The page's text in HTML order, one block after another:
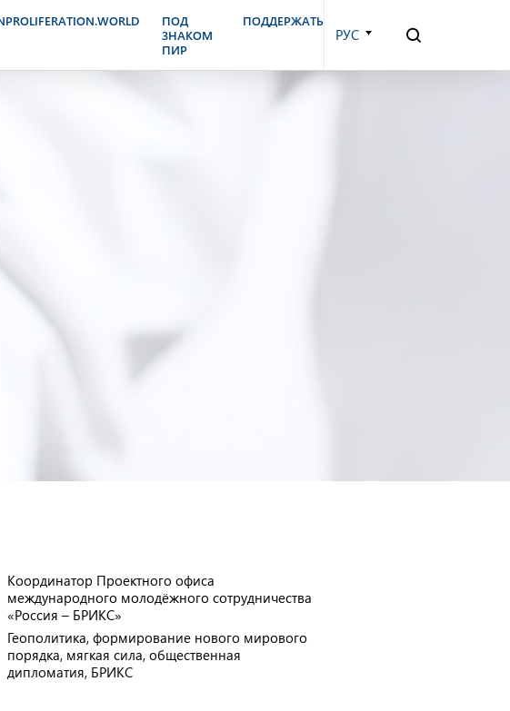
ПОД
ЗНАКОМ
ПИР
ПОДДЕРЖАТЬ
РУС
Координатор Проектного офиса
международного молодёжного сотрудничества
«Россия – БРИКС»
Геополитика, формирование нового мирового
порядка, мягкая сила, общественная
дипломатия, БРИКС